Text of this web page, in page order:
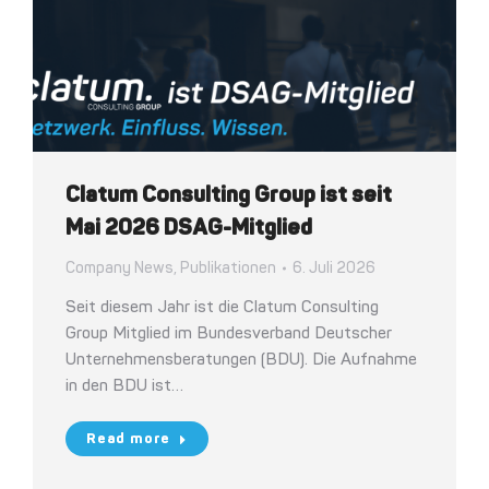
Clatum Consulting Group ist seit
Mai 2026 DSAG-Mitglied
Company News, Publikationen 6. Juli 2026
Seit diesem Jahr ist die Clatum Consulting
Group Mitglied im Bundesverband Deutscher
Unternehmensberatungen (BDU). Die Aufnahme
in den BDU ist…
Read more